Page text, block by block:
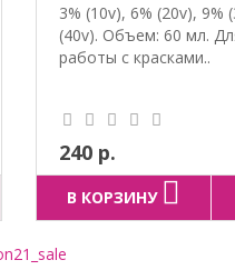
3% (10v), 6% (20v), 9%
(40v). Объем: 60 мл.
работы с красками..
240 р.
В КОРЗИНУ